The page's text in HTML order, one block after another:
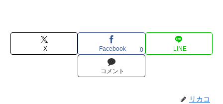
X Facebook 0 LINE
コメント
リカコ